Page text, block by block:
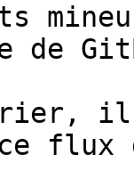
de
il
ce